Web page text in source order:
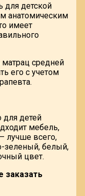
детской
анатомическим
имеет
средней
его с учетом
для детей
мебель,
лучше всего,
зеленый, белый,
цвет.
заказать